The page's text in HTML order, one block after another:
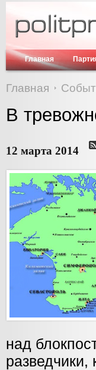
Главная
Главная
В
12 марта 2014
над
разведчики,